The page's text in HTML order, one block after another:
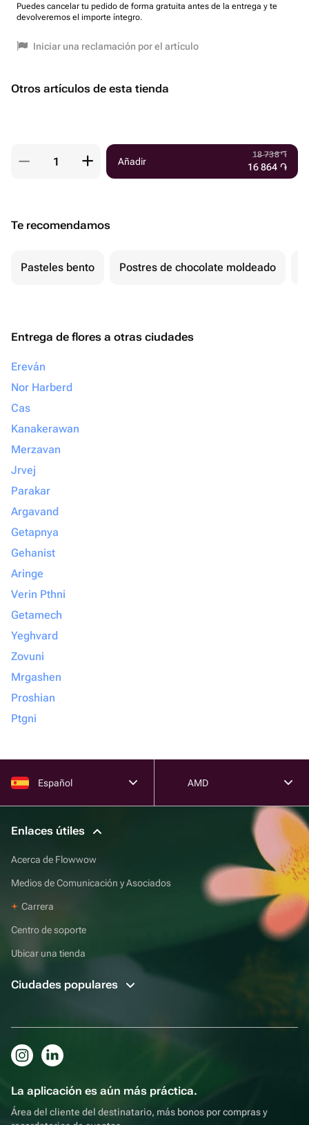
Puedes cancelar tu pedido de forma gratuita antes de la entrega y te
devolveremos el importe íntegro.
Iniciar una reclamación por el artículo
Otros artículos de esta tienda
Añadir
18 738֏
16 864 ֏
Te recomendamos
Pasteles bento Postres de chocolate moldeado
Entrega de flores a otras ciudades
Ereván
Nor Harberd
Cas
Kanakerawan
Merzavan
Jrvej
Parakar
Argavand
Getapnya
Gehanist
Aringe
Verin Pthni
Getamech
Yeghvard
Zovuni
Mrgashen
Proshian
Ptgni
Español AMD
Enlaces útiles
Acerca de Flowwow
Medios de Comunicación y Asociados
Carrera
Centro de soporte
Ubicar una tienda
Ciudades populares
La aplicación es aún más práctica.
Área del cliente del destinatario, más bonos por compras y